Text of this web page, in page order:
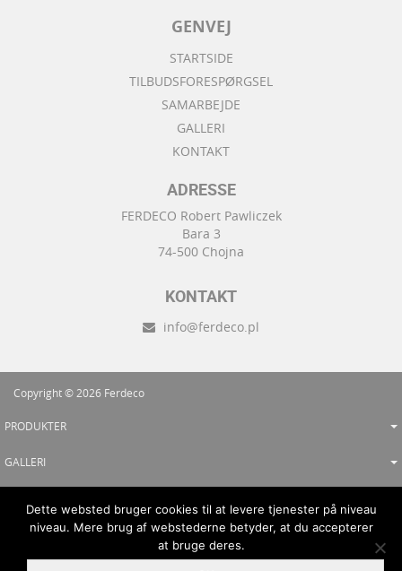
GENVEJ
STARTSIDE
TILBUDSFORESPØRGSEL
SAMARBEJDE
GALLERI
KONTAKT
ADRESSE
FERDECO Robert Pawliczek
Bara 3
74-500 Chojna
KONTAKT
info@ferdeco.pl
Copyright © 2026 Ferdeco
PRODUKTER
GALLERI
SAMARBEJDE
Dette websted bruger cookies til at levere tjenester på niveau
niveau. Mere brug af webstederne betyder, at du accepterer
at bruge deres.